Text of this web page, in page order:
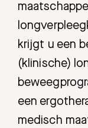
krijgt u een
(klinische)
een
medisch